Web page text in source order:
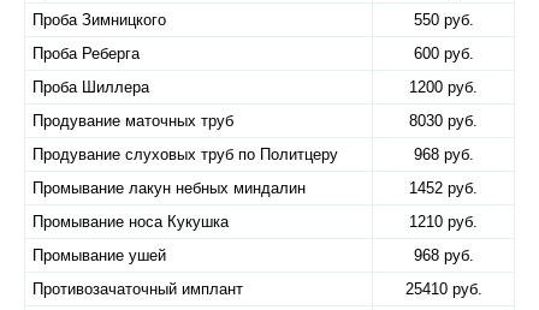
Проба Зимницкого
550 руб.
Проба Реберга
600 руб.
Проба Шиллера
1200 руб.
Продувание маточных труб
8030 руб.
Продувание слуховых труб по Политцеру
968 руб.
Промывание лакун небных миндалин
1452 руб.
Промывание носа Кукушка
1210 руб.
Промывание ушей
968 руб.
Противозачаточный имплант
25410 руб.